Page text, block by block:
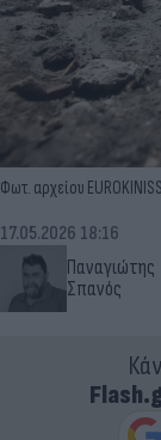
Φωτ. αρχείου
Παναγιώτης
Σπανός
17.05.2026 18:16